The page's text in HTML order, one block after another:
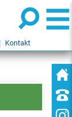
Kontakt